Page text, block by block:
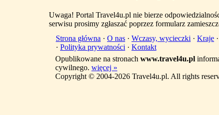
Uwaga! Portal Travel4u.pl nie bierze
serwisu prosimy zgłaszać poprzez formularz
Strona główna · O nas · Wczasy, wycieczki · Kraje
· Polityka prywatności · Kontakt
Opublikowane na stronach www.travel4u.pl
cywilnego. więcej »
Copyright © 2004-2026 Travel4u.pl. All rights